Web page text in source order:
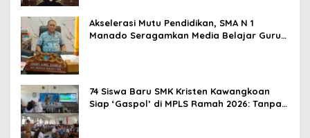
Akselerasi Mutu Pendidikan, SMA N 1
Manado Seragamkan Media Belajar Guru
74 Siswa Baru SMK Kristen Kawangkoan
Siap ‘Gaspol’ di MPLS Ramah 2026: Tanpa